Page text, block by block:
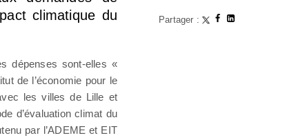
climatique du
dépenses sont-elles «
de l’économie pour le
les villes de Lille et
d’évaluation climat du
par l’ADEME et EIT
Partager :